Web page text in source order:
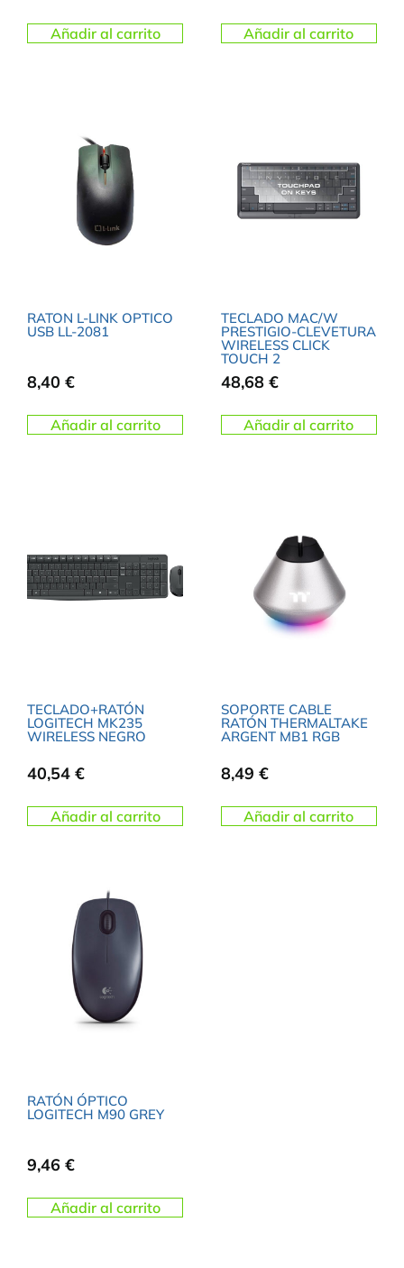
Añadir al carrito Añadir al carrito
RATON L-LINK OPTICO
USB LL-2081
8,40€
Añadir al carrito
TECLADO MAC/W
PRESTIGIO-CLEVETURA
WIRELESS CLICK
TOUCH 2
48,68 €
Añadir al carrito
TECLADO+RATÓN
LOGITECH MK235
WIRELESS NEGRO
40,54€
Añadir al carrito
SOPORTE CABLE
RATÓN THERMALTAKE
ARGENT MB1 RGB
8,49 €
Añadir al carrito
RATÓN ÓPTICO
LOGITECH M90 GREY
9,46€
Añadir al carrito